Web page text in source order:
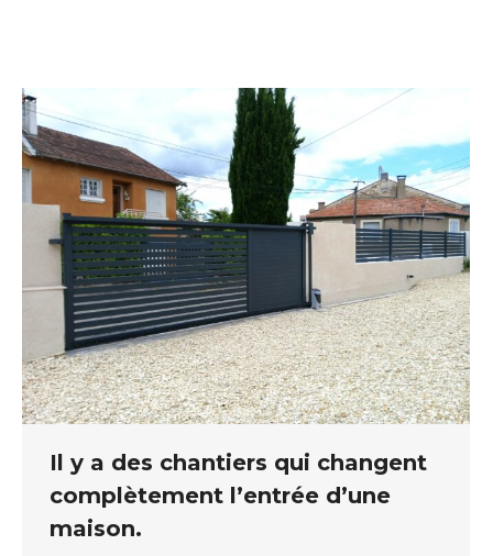
Il y a des chantiers qui changent
complètement l’entrée d’une
maison.